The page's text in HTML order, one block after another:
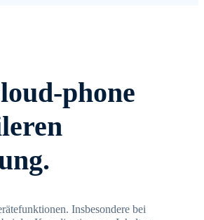
phone
Insbesondere bei